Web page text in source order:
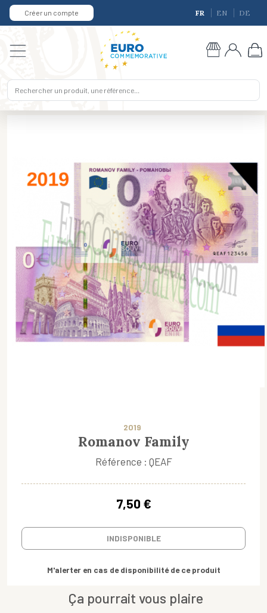
Créer un compte FR EN DE
2019
Romanov Family
Référence : QEAF
7,50 €
INDISPONIBLE
M'alerter en cas de disponibilité de ce produit
Ça pourrait vous plaire